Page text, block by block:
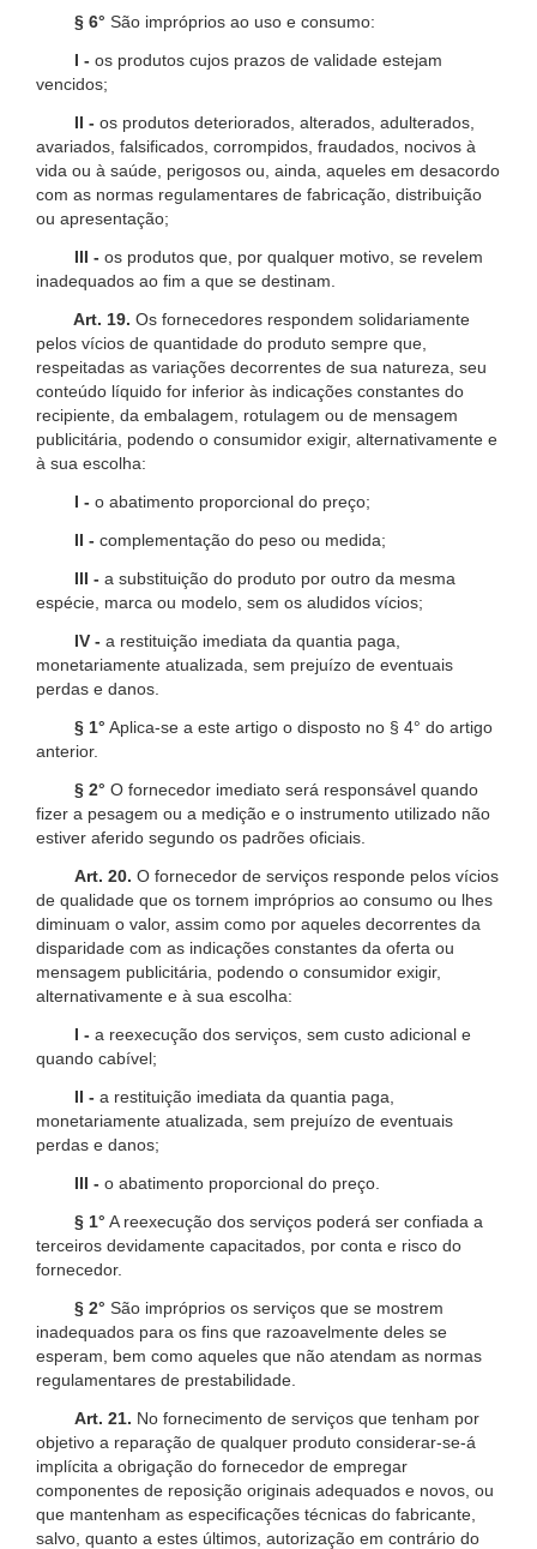
§ 6° São impróprios ao uso e consumo:
I - os produtos cujos prazos de validade estejam
vencidos;
II - os produtos deteriorados, alterados, adulterados,
avariados, falsificados, corrompidos, fraudados, nocivos à
vida ou à saúde, perigosos ou, ainda, aqueles em desacordo
com as normas regulamentares de fabricação, distribuição
ou apresentação;
III - os produtos que, por qualquer motivo, se revelem
inadequados ao fim a que se destinam.
Art. 19. Os fornecedores respondem solidariamente
pelos vícios de quantidade do produto sempre que,
respeitadas as variações decorrentes de sua natureza, seu
conteúdo líquido for inferior às indicações constantes do
recipiente, da embalagem, rotulagem ou de mensagem
publicitária, podendo o consumidor exigir, alternativamente e
à sua escolha:
I - o abatimento proporcional do preço;
II - complementação do peso ou medida;
III - a substituição do produto por outro da mesma
espécie, marca ou modelo, sem os aludidos vícios;
IV - a restituição imediata da quantia paga,
monetariamente atualizada, sem prejuízo de eventuais
perdas e danos.
§ 1° Aplica-se a este artigo o disposto no § 4° do artigo
anterior.
§ 2° O fornecedor imediato será responsável quando
fizer a pesagem ou a medição e o instrumento utilizado não
estiver aferido segundo os padrões oficiais.
Art. 20. O fornecedor de serviços responde pelos vícios
de qualidade que os tornem impróprios ao consumo ou lhes
diminuam o valor, assim como por aqueles decorrentes da
disparidade com as indicações constantes da oferta ou
mensagem publicitária, podendo o consumidor exigir,
alternativamente e à sua escolha:
I - a reexecução dos serviços, sem custo adicional e
quando cabível;
II - a restituição imediata da quantia paga,
monetariamente atualizada, sem prejuízo de eventuais
perdas e danos;
III - o abatimento proporcional do preço.
§ 1° A reexecução dos serviços poderá ser confiada a
terceiros devidamente capacitados, por conta e risco do
fornecedor.
§ 2° São impróprios os serviços que se mostrem
inadequados para os fins que razoavelmente deles se
esperam, bem como aqueles que não atendam as normas
regulamentares de prestabilidade.
Art. 21. No fornecimento de serviços que tenham por
objetivo a reparação de qualquer produto considerar-se-á
implícita a obrigação do fornecedor de empregar
componentes de reposição originais adequados e novos, ou
que mantenham as especificações técnicas do fabricante,
salvo, quanto a estes últimos, autorização em contrário do